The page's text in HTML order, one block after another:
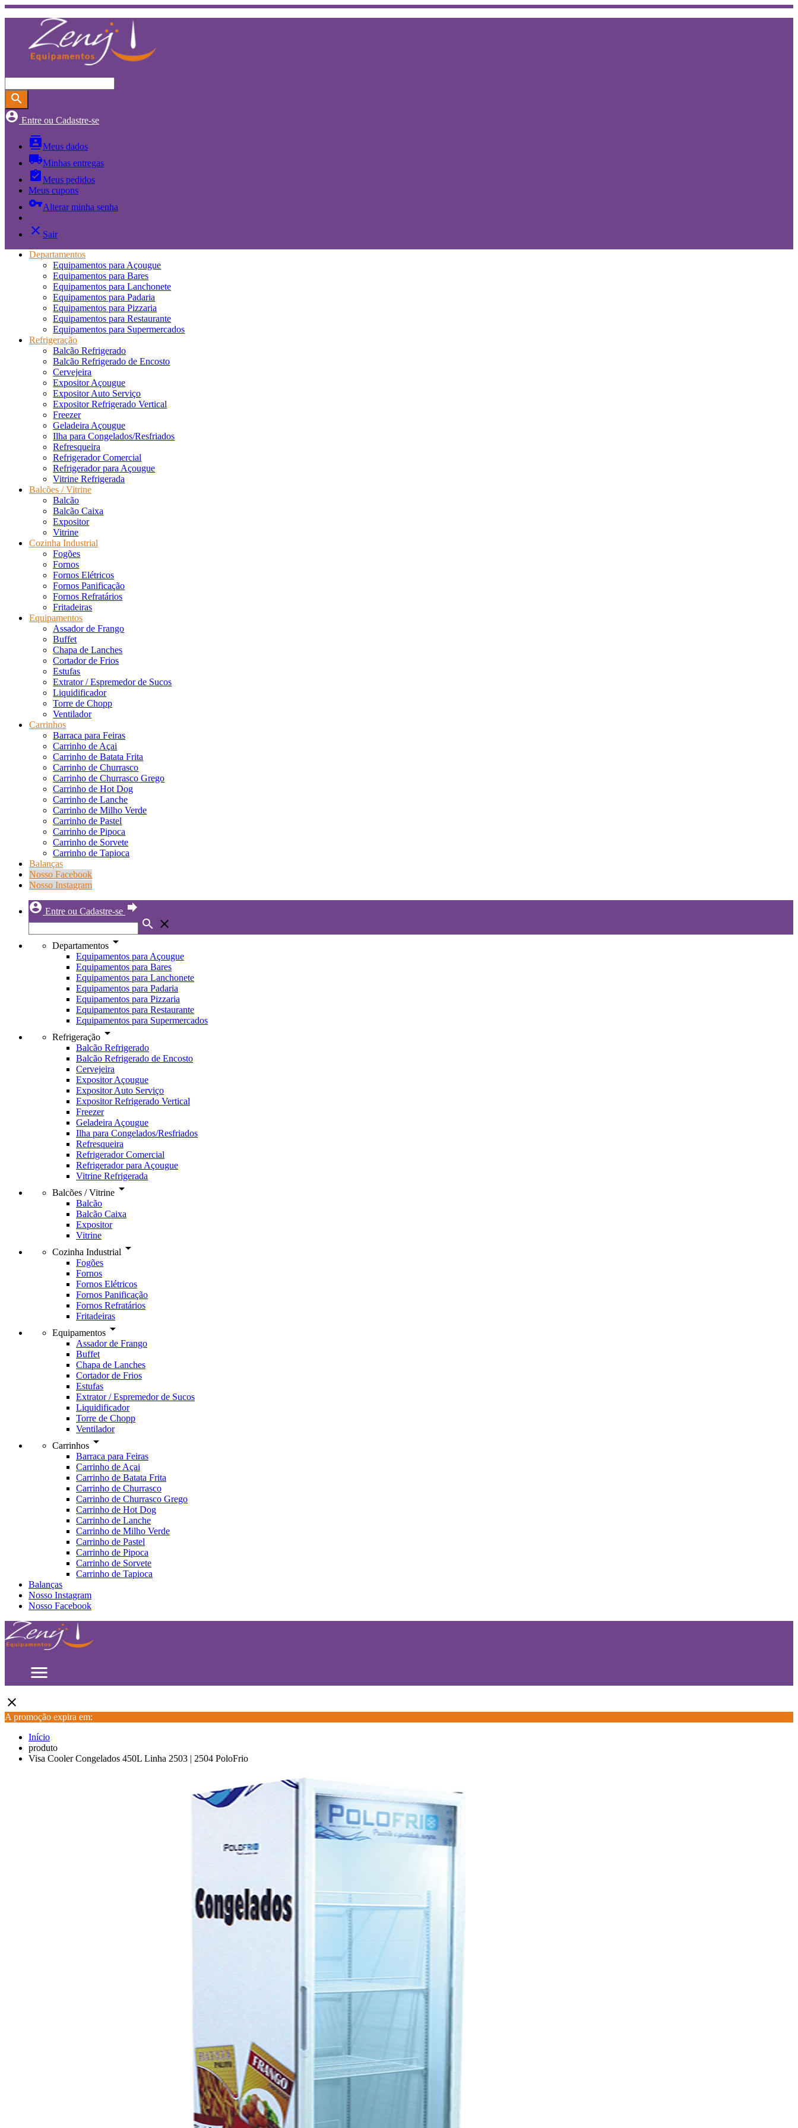
search
account_circle Entre ou Cadastre-se
contactsMeus dados
local_shippingMinhas entregas
assignment_turned_inMeus pedidos
Meus cupons
vpn_keyAlterar minha senha
close Sair
Departamentos
Equipamentos para Açougue
Equipamentos para Bares
Equipamentos para Lanchonete
Equipamentos para Padaria
Equipamentos para Pizzaria
Equipamentos para Restaurante
Equipamentos para Supermercados
Refrigeração
Balcão Refrigerado
Balcão Refrigerado de Encosto
Cervejeira
Expositor Açougue
Expositor Auto Serviço
Expositor Refrigerado Vertical
Freezer
Geladeira Açougue
Ilha para Congelados/Resfriados
Refresqueira
Refrigerador Comercial
Refrigerador para Açougue
Vitrine Refrigerada
Balcões / Vitrine
Balcão
Balcão Caixa
Expositor
Vitrine
Cozinha Industrial
Fogões
Fornos
Fornos Elétricos
Fornos Panificação
Fornos Refratários
Fritadeiras
Equipamentos
Assador de Frango
Buffet
Chapa de Lanches
Cortador de Frios
Estufas
Extrator / Espremedor de Sucos
Liquidificador
Torre de Chopp
Ventilador
Carrinhos
Barraca para Feiras
Carrinho de Açai
Carrinho de Batata Frita
Carrinho de Churrasco
Carrinho de Churrasco Grego
Carrinho de Hot Dog
Carrinho de Lanche
Carrinho de Milho Verde
Carrinho de Pastel
Carrinho de Pipoca
Carrinho de Sorvete
Carrinho de Tapioca
Balanças
Nosso Facebook
Nosso Instagram
account_circle Entre ou Cadastre-se forward
search close
Departamentos arrow_drop_down
Equipamentos para Açougue
Equipamentos para Bares
Equipamentos para Lanchonete
Equipamentos para Padaria
Equipamentos para Pizzaria
Equipamentos para Restaurante
Equipamentos para Supermercados
Refrigeração arrow_drop_down
Balcão Refrigerado
Balcão Refrigerado de Encosto
Cervejeira
Expositor Açougue
Expositor Auto Serviço
Expositor Refrigerado Vertical
Freezer
Geladeira Açougue
Ilha para Congelados/Resfriados
Refresqueira
Refrigerador Comercial
Refrigerador para Açougue
Vitrine Refrigerada
Balcões / Vitrine arrow_drop_down
Balcão
Balcão Caixa
Expositor
Vitrine
Cozinha Industrial arrow_drop_down
Fogões
Fornos
Fornos Elétricos
Fornos Panificação
Fornos Refratários
Fritadeiras
Equipamentos arrow_drop_down
Assador de Frango
Buffet
Chapa de Lanches
Cortador de Frios
Estufas
Extrator / Espremedor de Sucos
Liquidificador
Torre de Chopp
Ventilador
Carrinhos arrow_drop_down
Barraca para Feiras
Carrinho de Açai
Carrinho de Batata Frita
Carrinho de Churrasco
Carrinho de Churrasco Grego
Carrinho de Hot Dog
Carrinho de Lanche
Carrinho de Milho Verde
Carrinho de Pastel
Carrinho de Pipoca
Carrinho de Sorvete
Carrinho de Tapioca
Balanças
Nosso Instagram
Nosso Facebook
menu
close
A promoção expira em:
Início
produto
Visa Cooler Congelados 450L Linha 2503 | 2504 PoloFrio